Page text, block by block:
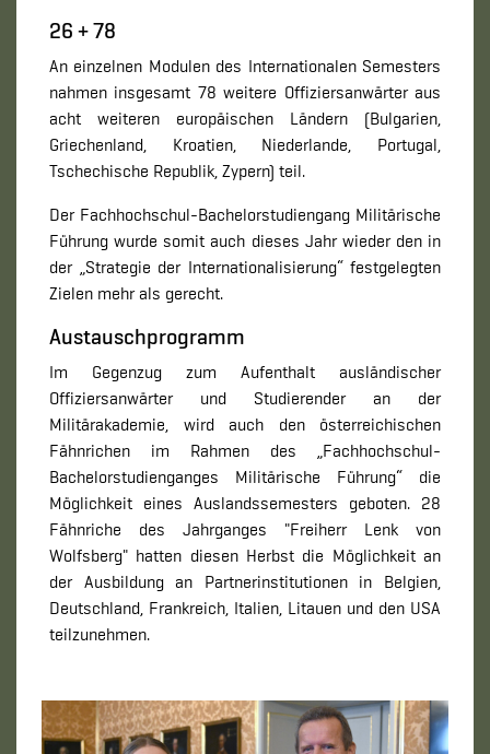
26 + 78
An einzelnen Modulen des Internationalen Semesters
nahmen insgesamt 78 weitere Offiziersanwärter aus
acht weiteren europäischen Ländern (Bulgarien,
Griechenland, Kroatien, Niederlande, Portugal,
Tschechische Republik, Zypern) teil.
Der Fachhochschul-​Bachelorstudiengang Militärische
Führung wurde somit auch dieses Jahr wieder den in
der „Strategie der Internationalisierung“ festgelegten
Zielen mehr als gerecht.
Austauschprogramm
Im Gegenzug zum Aufenthalt ausländischer
Offiziersanwärter und Studierender an der
Militärakademie, wird auch den österreichischen
Fähnrichen im Rahmen des „Fachhochschul-​
Bachelorstudienganges Militärische Führung“ die
Möglichkeit eines Auslandssemesters geboten. 28
Fähnriche des Jahrganges "Freiherr Lenk von
Wolfsberg" hatten diesen Herbst die Möglichkeit an
der Ausbildung an Partnerinstitutionen in Belgien,
Deutschland, Frankreich, Italien, Litauen und den USA
teilzunehmen.